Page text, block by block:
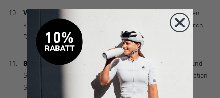
Verminderung von Kopfschmerzen:
Ausreichendes Trinken
kann dazu beitragen, Kopfschmerzen zu reduzieren, die durch
Dehydration ausgelöst werden können.
Bessere Stressbewältigung:Gut hydrierte Schülerinnen und
Schüler können oft besser mit Stress umgehen, da Dehydration
Stresssymptome verstärken kann.